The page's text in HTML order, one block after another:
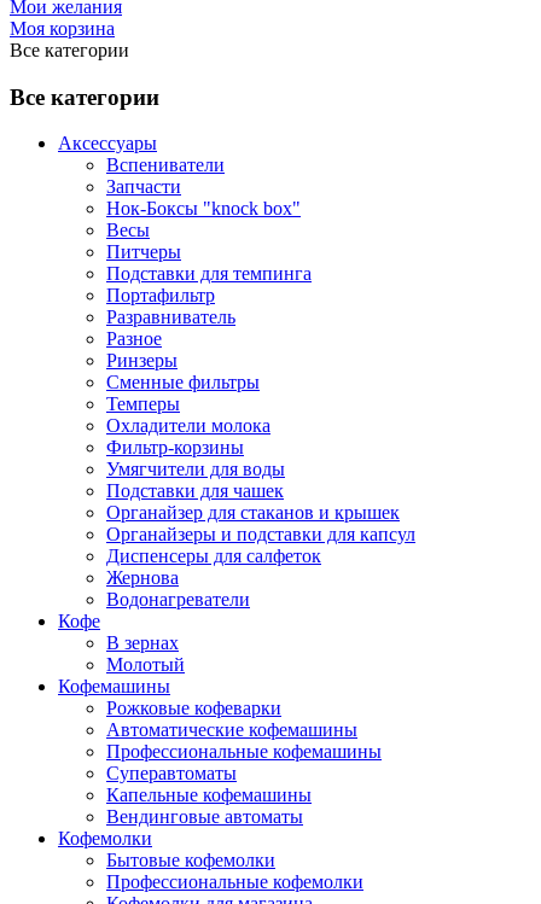
Мои желания
Моя корзина
Все категории
Все категории
Аксессуары
Вспениватели
Запчасти
Нок-Боксы "knock box"
Весы
Питчеры
Подставки для темпинга
Портафильтр
Разравниватель
Разное
Ринзеры
Сменные фильтры
Темперы
Охладители молока
Фильтр-корзины
Умягчители для воды
Подставки для чашек
Органайзер для стаканов и крышек
Органайзеры и подставки для капсул
Диспенсеры для салфеток
Жернова
Водонагреватели
Кофе
В зернах
Молотый
Кофемашины
Рожковые кофеварки
Автоматические кофемашины
Профессиональные кофемашины
Суперавтоматы
Капельные кофемашины
Вендинговые автоматы
Кофемолки
Бытовые кофемолки
Профессиональные кофемолки